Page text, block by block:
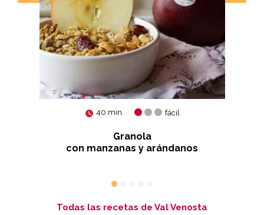
40 min. fácil
Granola
con manzanas y arándanos
Todas las recetas de Val Venosta